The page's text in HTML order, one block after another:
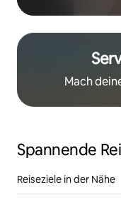
Mach
Spannende
Reiseziele in der Nähe